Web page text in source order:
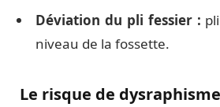
Déviation du pli fessier :
niveau de la fossette.
Le risque de